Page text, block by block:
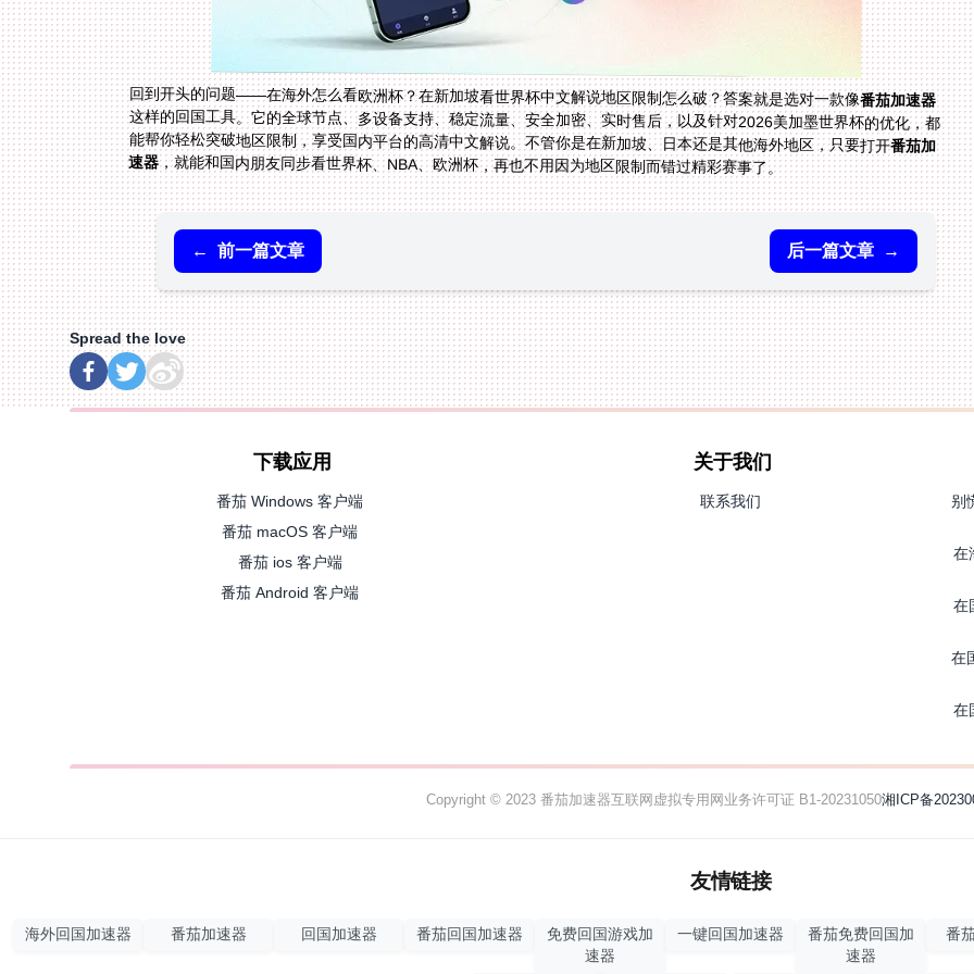
回到开头的问题——在海外怎么看欧洲杯？在新加坡看世界杯中文解说地区限制怎么破？答案就是选对一款像番茄加速器
这样的回国工具。它的全球节点、多设备支持、稳定流量、安全加密、实时售后，以及针对2026美加墨世界杯的优化，都
能帮你轻松突破地区限制，享受国内平台的高清中文解说。不管你是在新加坡、日本还是其他海外地区，只要打开番茄加
速器，就能和国内朋友同步看世界杯、NBA、欧洲杯，再也不用因为地区限制而错过精彩赛事了。
← 前一篇文章 后一篇文章 →
Spread the love
下载应用
番茄 Windows 客户端
番茄 macOS 客户端
番茄 ios 客户端
番茄 Android 客户端
关于我们
联系我们 别
在
在
在
在
Copyright © 2023 番茄加速器互联网虚拟专用网业务许可证 B1-20231050湘ICP备
友情链接
海外回国加速器 番茄加速器 回国加速器 番茄回国加速器
免费回国游戏加
速器
一键回国加速器
番茄免费回国加
速器
番